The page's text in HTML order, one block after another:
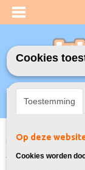
Inloggen
Home>Toners>
Cookies
Toestemming
Op deze
Cookies worden